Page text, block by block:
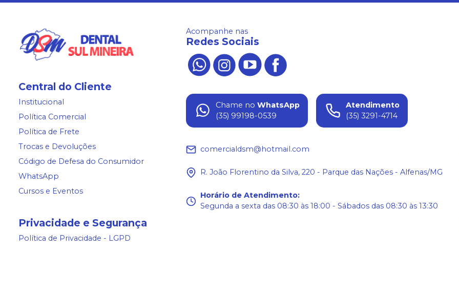
Central do Cliente
Institucional
Política Comercial
Política de Frete
Trocas e Devoluções
Código de Defesa do Consumidor
WhatsApp
Cursos e Eventos
Privacidade e Segurança
Política de Privacidade - LGPD
Acompanhe nas
Redes Sociais
Chame no WhatsApp
(35) 99198-0539
Atendimento
(35) 3291-4714
comercialdsm@hotmail.com
R. João Florentino da Silva, 220 - Parque das Nações - Alfenas/MG
Horário de Atendimento:
Segunda a sexta das 08:30 às 18:00 - Sábados das 08:30 às 13:30